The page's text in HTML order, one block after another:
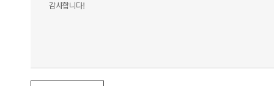
감사합니다!